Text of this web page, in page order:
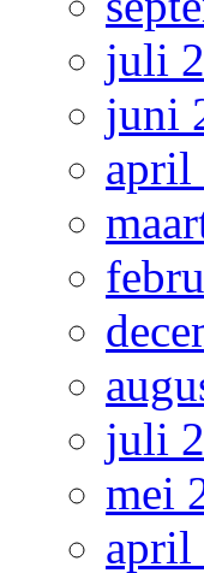
juli
juni
april
juli
mei
april